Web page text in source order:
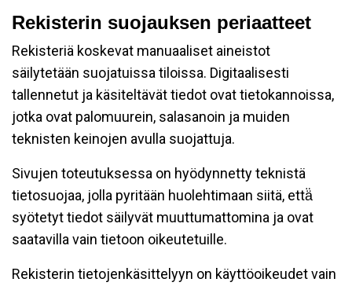
Rekisterin suojauksen periaatteet
Rekisteriä koskevat manuaaliset aineistot
säilytetään suojatuissa tiloissa. Digitaalisesti
tallennetut ja käsiteltävät tiedot ovat tietokannoissa,
jotka ovat palomuurein, salasanoin ja muiden
teknisten keinojen avulla suojattuja.
Sivujen toteutuksessa on hyödynnetty teknistä
tietosuojaa, jolla pyritään huolehtimaan siitä, että̈
syötetyt tiedot säilyvät muuttumattomina ja ovat
saatavilla vain tietoon oikeutetuille.
Rekisterin tietojenkäsittelyyn on käyttöoikeudet vain